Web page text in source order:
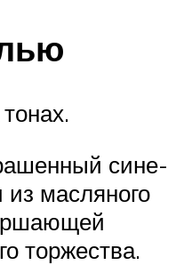
сине-
масляного
торжества.